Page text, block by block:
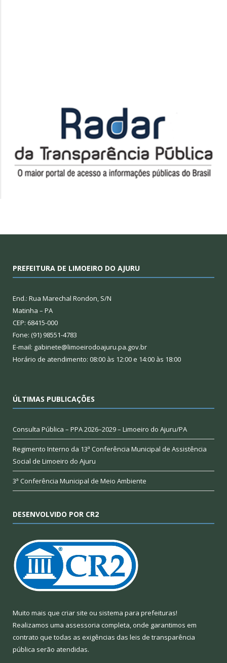
PREFEITURA DE LIMOEIRO DO AJURU
End.: Rua Marechal Rondon, S/N
Matinha – PA
CEP: 68415-000
Fone: (91) 98551-4783
E-mail: gabinete@limoeirodoajuru.pa.gov.br
Horário de atendimento: 08:00 às 12:00 e 14:00 às 18:00
ÚLTIMAS PUBLICAÇÕES
Consulta Pública – PPA 2026–2029 – Limoeiro do Ajuru/PA
Regimento Interno da 13ª Conferência Municipal de Assistência
Social de Limoeiro do Ajuru
3ª Conferência Municipal de Meio Ambiente
DESENVOLVIDO POR CR2
Muito mais que criar site ou sistema para prefeituras!
Realizamos uma assessoria completa, onde garantimos em
contrato que todas as exigências das leis de transparência
pública serão atendidas.